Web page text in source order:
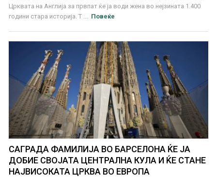
Црквата на Англија за првпат ќе ја води жена во нејзината 1.400
години стара историја. Т ...
Повеќе
САГРАДА ФАМИЛИЈА ВО БАРСЕЛОНА ЌЕ ЈА
ДОБИЕ СВОЈАТА ЦЕНТРАЛНА КУЛА И ЌЕ СТАНЕ
НАЈВИСОКАТА ЦРКВА ВО ЕВРОПА